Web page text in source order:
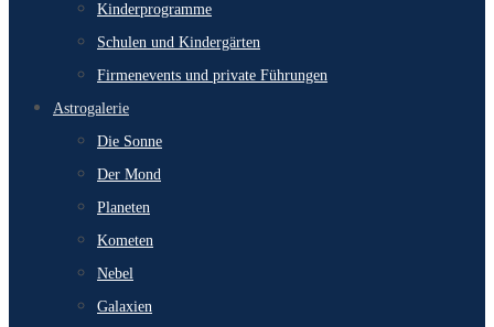
Kinderprogramme
Schulen und Kindergärten
Firmenevents und private Führungen
Astrogalerie
Die Sonne
Der Mond
Planeten
Kometen
Nebel
Galaxien